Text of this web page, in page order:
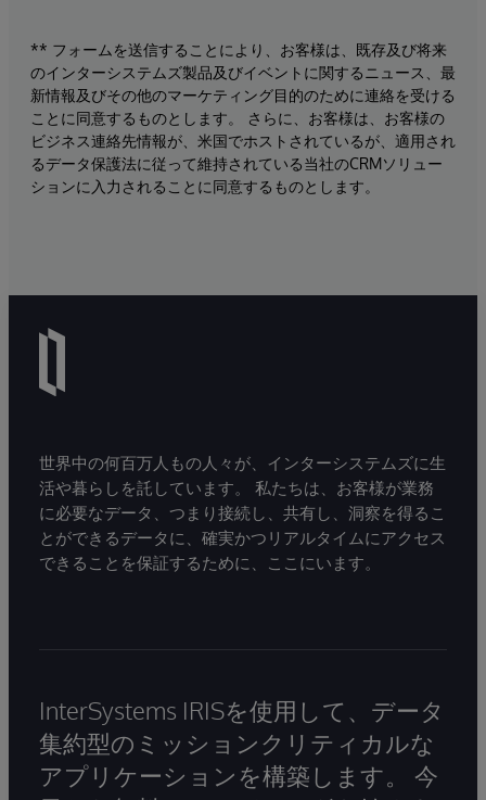
** フォームを送信することにより、お客様は、既存及び将来
のインターシステムズ製品及びイベントに関するニュース、最
新情報及びその他のマーケティング目的のために連絡を受ける
ことに同意するものとします。 さらに、お客様は、お客様の
ビジネス連絡先情報が、米国でホストされているが、適用され
るデータ保護法に従って維持されている当社のCRMソリュー
ションに入力されることに同意するものとします。
世界中の何百万人もの人々が、インターシステムズに生
活や暮らしを託しています。 私たちは、お客様が業務
に必要なデータ、つまり接続し、共有し、洞察を得るこ
とができるデータに、確実かつリアルタイムにアクセス
できることを保証するために、ここにいます。
InterSystems IRISを使用して、データ
集約型のミッションクリティカルな
アプリケーションを構築します。 今